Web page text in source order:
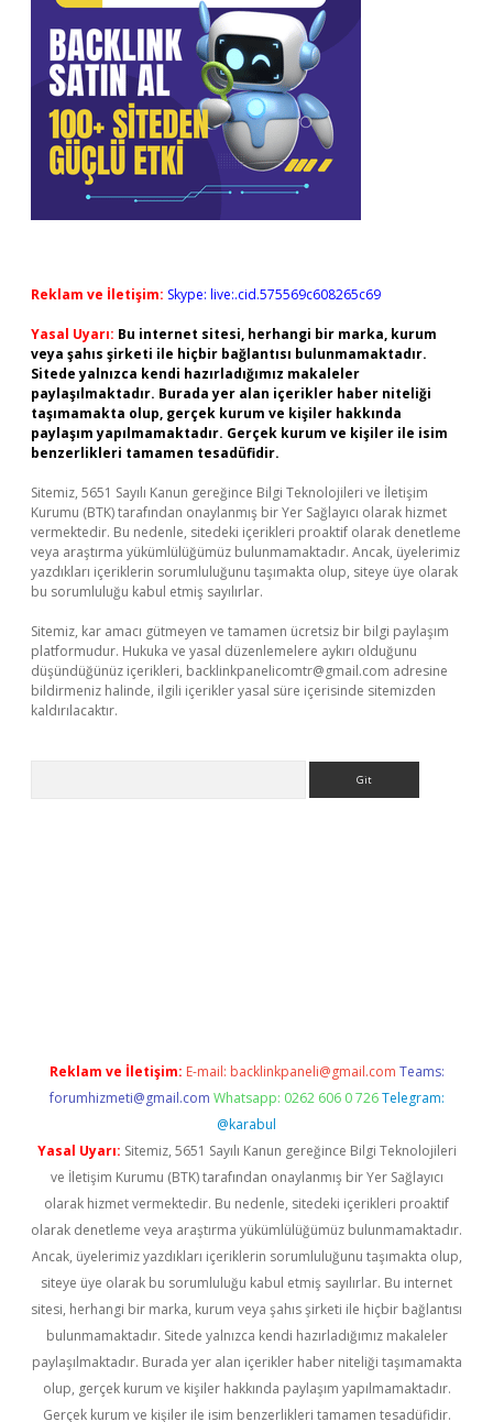
Reklam ve İletişim: Skype: live:.cid.575569c608265c69
Yasal Uyarı: Bu internet sitesi, herhangi bir marka, kurum
veya şahıs şirketi ile hiçbir bağlantısı bulunmamaktadır.
Sitede yalnızca kendi hazırladığımız makaleler
paylaşılmaktadır. Burada yer alan içerikler haber niteliği
taşımamakta olup, gerçek kurum ve kişiler hakkında
paylaşım yapılmamaktadır. Gerçek kurum ve kişiler ile isim
benzerlikleri tamamen tesadüfidir.
Sitemiz, 5651 Sayılı Kanun gereğince Bilgi Teknolojileri ve İletişim
Kurumu (BTK) tarafından onaylanmış bir Yer Sağlayıcı olarak hizmet
vermektedir. Bu nedenle, sitedeki içerikleri proaktif olarak denetleme
veya araştırma yükümlülüğümüz bulunmamaktadır. Ancak, üyelerimiz
yazdıkları içeriklerin sorumluluğunu taşımakta olup, siteye üye olarak
bu sorumluluğu kabul etmiş sayılırlar.
Sitemiz, kar amacı gütmeyen ve tamamen ücretsiz bir bilgi paylaşım
platformudur. Hukuka ve yasal düzenlemelere aykırı olduğunu
düşündüğünüz içerikleri, backlinkpanelicomtr@gmail.com adresine
bildirmeniz halinde, ilgili içerikler yasal süre içerisinde sitemizden
kaldırılacaktır.
Reklam ve İletişim: E-mail: backlinkpaneli@gmail.com Teams:
forumhizmeti@gmail.com Whatsapp: 0262 606 0 726 Telegram:
@karabul
Yasal Uyarı: Sitemiz, 5651 Sayılı Kanun gereğince Bilgi Teknolojileri
ve İletişim Kurumu (BTK) tarafından onaylanmış bir Yer Sağlayıcı
olarak hizmet vermektedir. Bu nedenle, sitedeki içerikleri proaktif
olarak denetleme veya araştırma yükümlülüğümüz bulunmamaktadır.
Ancak, üyelerimiz yazdıkları içeriklerin sorumluluğunu taşımakta olup,
siteye üye olarak bu sorumluluğu kabul etmiş sayılırlar. Bu internet
sitesi, herhangi bir marka, kurum veya şahıs şirketi ile hiçbir bağlantısı
bulunmamaktadır. Sitede yalnızca kendi hazırladığımız makaleler
paylaşılmaktadır. Burada yer alan içerikler haber niteliği taşımamakta
olup, gerçek kurum ve kişiler hakkında paylaşım yapılmamaktadır.
Gerçek kurum ve kişiler ile isim benzerlikleri tamamen tesadüfidir.